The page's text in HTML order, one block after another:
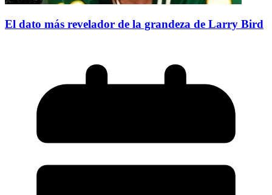
El dato más revelador de la grandeza de Larry Bird